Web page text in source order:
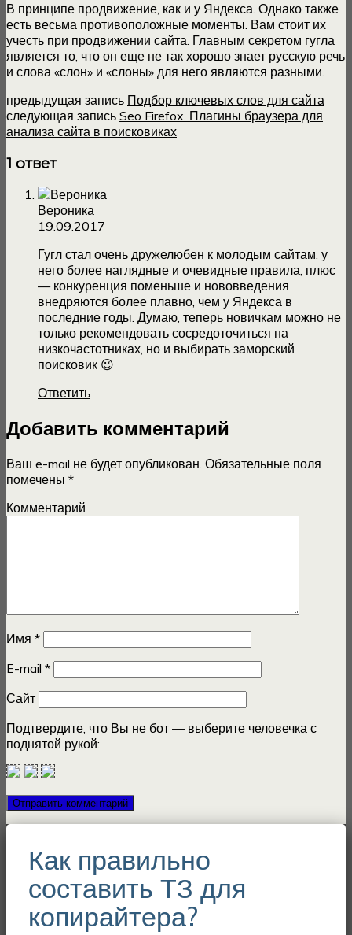
В принципе продвижение, как и у Яндекса. Однако также
есть весьма противоположные моменты. Вам стоит их
учесть при продвижении сайта. Главным секретом гугла
является то, что он еще не так хорошо знает русскую речь
и слова «слон» и «слоны» для него являются разными.
предыдущая запись Подбор ключевых слов для сайта
следующая запись Seo Firefox. Плагины браузера для
анализа сайта в поисковиках
1 ответ
Вероника
19.09.2017
Гугл стал очень дружелюбен к молодым сайтам: у
него более наглядные и очевидные правила, плюс
— конкуренция поменьше и нововведения
внедряются более плавно, чем у Яндекса в
последние годы. Думаю, теперь новичкам можно не
только рекомендовать сосредоточиться на
низкочастотниках, но и выбирать заморский
поисковик 😉
Ответить
Добавить комментарий
Ваш e-mail не будет опубликован. Обязательные поля
помечены *
Комментарий
Имя *
E-mail *
Сайт
Подтвердите, что Вы не бот — выберите человечка с
поднятой рукой:
Как правильно
составить ТЗ для
копирайтера?